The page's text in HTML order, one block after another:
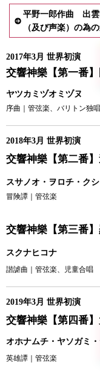
平野一郎作曲 出雲
（及び声楽）の為
2017年3月 世界初演
交響神樂【第一番】
ヤツカミヅオミヅヌ
序曲｜管弦楽、バリトン独
2018年3月 世界初演
交響神樂【第二番】
スサノオ・ヲロチ・ク
冒険譚｜管弦楽
交響神樂【第三番
スクナヒコナ
諧謔曲｜管弦楽、児童合唱
2019年3月 世界初演
交響神樂【第四番
オホナムチ・ヤソガミ
英雄譚｜管弦楽